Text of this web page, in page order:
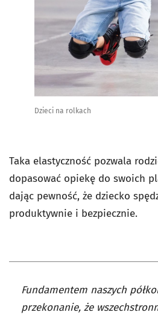
Dzieci na rolkach
Taka elastyczność pozwala
dopasować opiekę do swoich
dając pewność, że dziecko
produktywnie i bezpiecznie.
Fundamentem naszych
przekonanie, że